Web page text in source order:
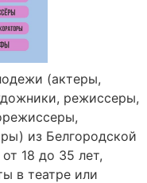
(актеры,
режиссеры,
из Белгородской
18 до 35 лет,
в театре или